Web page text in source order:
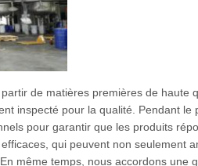
de matières premières de haute
inspecté pour la qualité. Pendant le
pour garantir que les produits
qui peuvent non seulement
même temps, nous accordons une